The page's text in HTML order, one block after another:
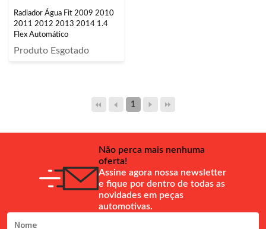
Radiador Água Fit 2009 2010
2011 2012 2013 2014 1.4
Flex Automático
Produto Esgotado
1
Não perca mais nenhuma
oferta!
Assine agora nossa newsletter
e fique por dentro de todas as
novidades em peças
automotivas.